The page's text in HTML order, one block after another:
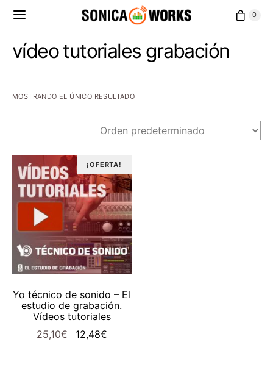
0
vídeo tutoriales grabación
MOSTRANDO EL ÚNICO RESULTADO
¡OFERTA!
AÑADIR AL CARRITO
Yo técnico de sonido – El
estudio de grabación.
Vídeos tutoriales
25,10€
El
12,48€El